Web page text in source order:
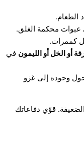
الطعام.
محكمة الغلق.
كممرات.
أو الخل أو الليمون في
وجوده إلى غزو
قوّي دفاعاتك